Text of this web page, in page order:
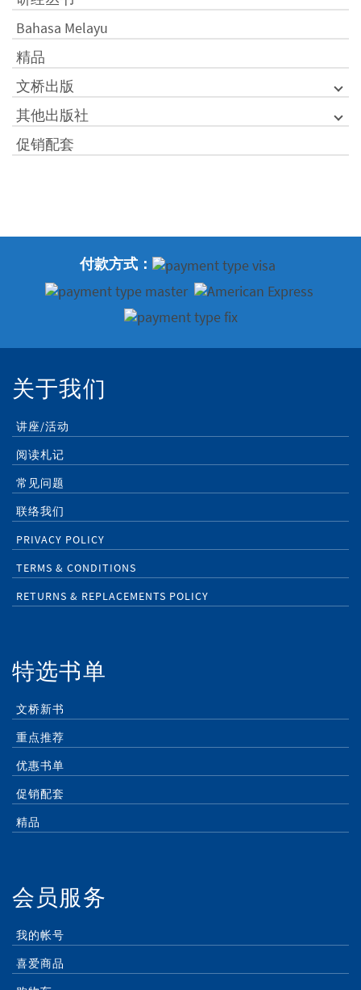
Bahasa Melayu
精品
文桥出版
其他出版社
促销配套
付款方式：
关于我们
讲座/活动
阅读札记
常见问题
联络我们
PRIVACY POLICY
TERMS & CONDITIONS
RETURNS & REPLACEMENTS POLICY
特选书单
文桥新书
重点推荐
优惠书单
促销配套
精品
会员服务
我的帐号
喜爱商品